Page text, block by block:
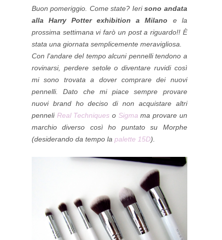
Buon pomeriggio. Come state? Ierisono andata
alla Harry Potter exhibition a Milano e la
prossima settimana vi farò un post a riguardo!! È
stata una giornata semplicemente meravigliosa.
Con l'andare del tempo alcuni pennelli tendono a
rovinarsi, perdere setole o diventare ruvidi così
mi sono trovata a dover comprare dei nuovi
pennelli. Dato che mi piace sempre provare
nuovi brand ho deciso di non acquistare altri
penneli Real Techniques o Sigma ma provare un
marchio diverso così ho puntato su Morphe
(desiderando da tempo la palette 15D).